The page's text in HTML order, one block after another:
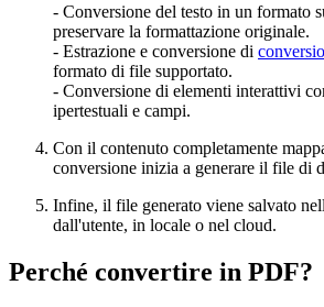
- Conversione del testo in un formato
preservare la formattazione originale.
- Estrazione e conversione di
formato di file supportato.
- Conversione di elementi interattivi
ipertestuali e campi.
Con il contenuto completamente
conversione inizia a generare il file di
Infine, il file generato viene salvato
dall'utente, in locale o nel cloud.
Perché convertire in PDF?